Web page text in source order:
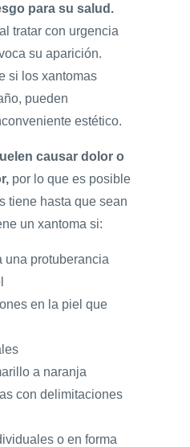
para su salud.
tratar con urgencia
su aparición.
si los xantomas
pueden
estético.
causar dolor o
por lo que es posible
tiene hasta que sean
un xantoma si:
una protuberancia
en la piel que
a naranja
con delimitaciones
o en forma